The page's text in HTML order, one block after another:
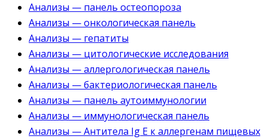
Анализы — панель остеопороза
Анализы — онкологическая панель
Анализы — гепатиты
Анализы — цитологические исследования
Анализы — аллергологическая панель
Анализы — бактериологическая панель
Анализы — панель аутоиммунологии
Анализы — иммунологическая панель
Анализы — Антитела Ig E к аллергенам пищевых